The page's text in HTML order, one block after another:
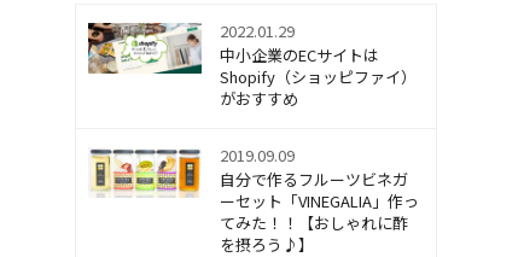
2022.01.29
中小企業のECサイトは
Shopify（ショッピファイ）
がおすすめ
2019.09.09
自分で作るフルーツビネガ
ーセット「VINEGALIA」作っ
てみた！！【おしゃれに酢
を摂ろう♪】